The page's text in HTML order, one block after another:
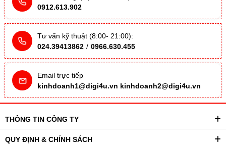
0912.613.902
Tư vấn kỹ thuật (8:00- 21:00):
024.39413862 / 0966.630.455
Email trực tiếp
kinhdoanh1@digi4u.vn kinhdoanh2@digi4u.vn
THÔNG TIN CÔNG TY
QUY ĐỊNH & CHÍNH SÁCH